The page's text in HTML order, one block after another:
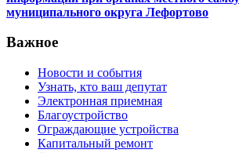
муниципального округа Лефортово
Важное
Новости и события
Узнать, кто ваш депутат
Электронная приемная
Благоустройство
Ограждающие устройства
Капитальный ремонт